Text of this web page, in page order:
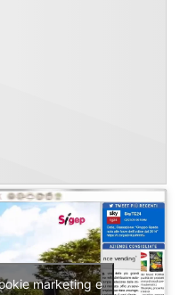
marketing e